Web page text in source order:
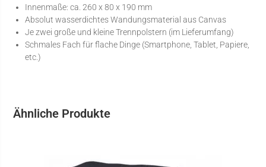
Innenmaße: ca. 260 x 80 x 190 mm
Absolut wasserdichtes Wandungsmaterial aus Canvas
Je zwei große und kleine Trennpolstern (im Lieferumfang)
Schmales Fach für flache Dinge (Smartphone, Tablet, Papiere,
etc.)
Ähnliche Produkte